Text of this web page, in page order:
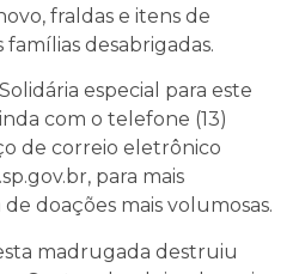
fraldas e itens de
famílias desabrigadas.
especial para este
com o telefone (13)
de correio eletrônico
para mais
doações mais volumosas.
madrugada destruiu